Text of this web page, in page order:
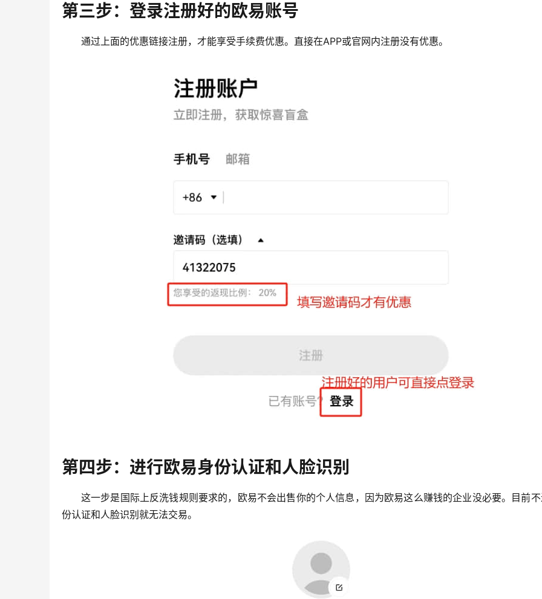
第三步：登录注册好的欧易账号
通过上面的优惠链接注册，才能享受手续费优惠。直接在APP或官网内注册没有优惠。
第四步：进行欧易身份认证和人脸识别
这一步是国际上反洗钱规则要求的，欧易不会出售你的个人信息，因为欧易这么赚钱的企业没必要。目前
份认证和人脸识别就无法交易。